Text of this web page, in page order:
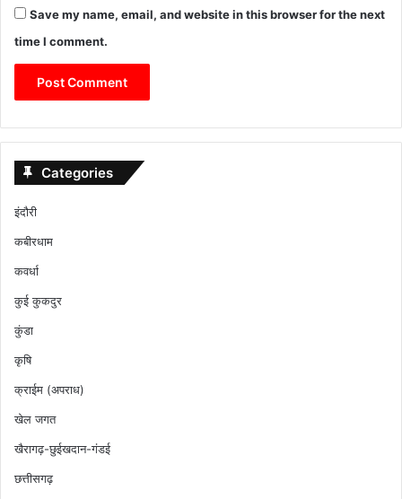
Save my name, email, and website in this browser for the next
time I comment.
Categories
इंदौरी
कबीरधाम
कवर्धा
कुई कुकदुर
कुंडा
कृषि
क्राईम (अपराध)
खेल जगत
खैरागढ़-छुईखदान-गंडई
छत्तीसगढ़